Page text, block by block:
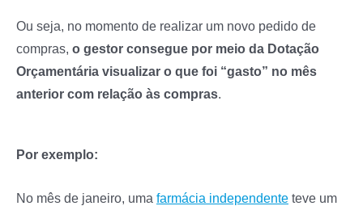
Ou seja, no momento de realizar um novo pedido de
compras, o gestor consegue por meio da Dotação
Orçamentária visualizar o que foi “gasto” no mês
anterior com relação às compras.
Por exemplo:
No mês de janeiro, uma farmácia independente teve um